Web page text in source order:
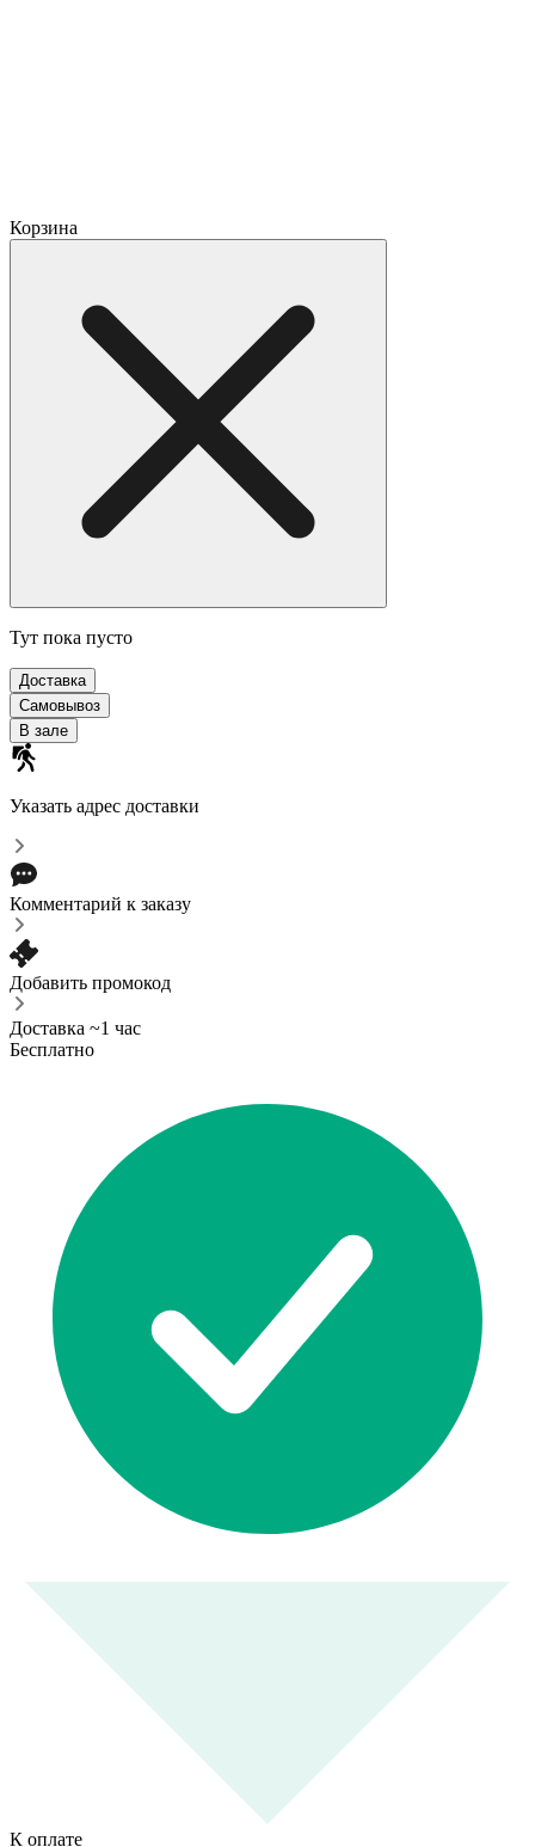
Корзина
Тут пока пусто
Доставка
Самовывоз
В зале
Указать адрес доставки
Комментарий к заказу
Добавить промокод
Доставка ~1 час
Бесплатно
К оплате